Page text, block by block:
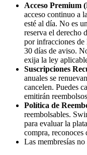
Acceso Premium
acceso continuo a
esté al día. No es
reserva el derecho
por infracciones
30 días de aviso.
exija la ley
Suscripciones
anuales se
cancelen. Puedes
emitirán
Política de
reembolsables.
para evaluar la
compra, reconoces
Las membresías